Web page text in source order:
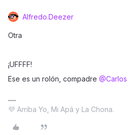
Alfredo.Deezer
Otra
¡UFFFF!
Ese es un rolón, compadre ​
💜 Arriba Yo, Mi Apá y La Chona.